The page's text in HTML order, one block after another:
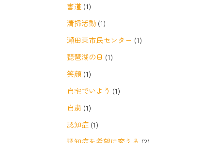
書道 (1)
清掃活動 (1)
瀬田東市民センター (1)
琵琶湖の日 (1)
笑顔 (1)
自宅でいよう (1)
自粛 (1)
認知症 (1)